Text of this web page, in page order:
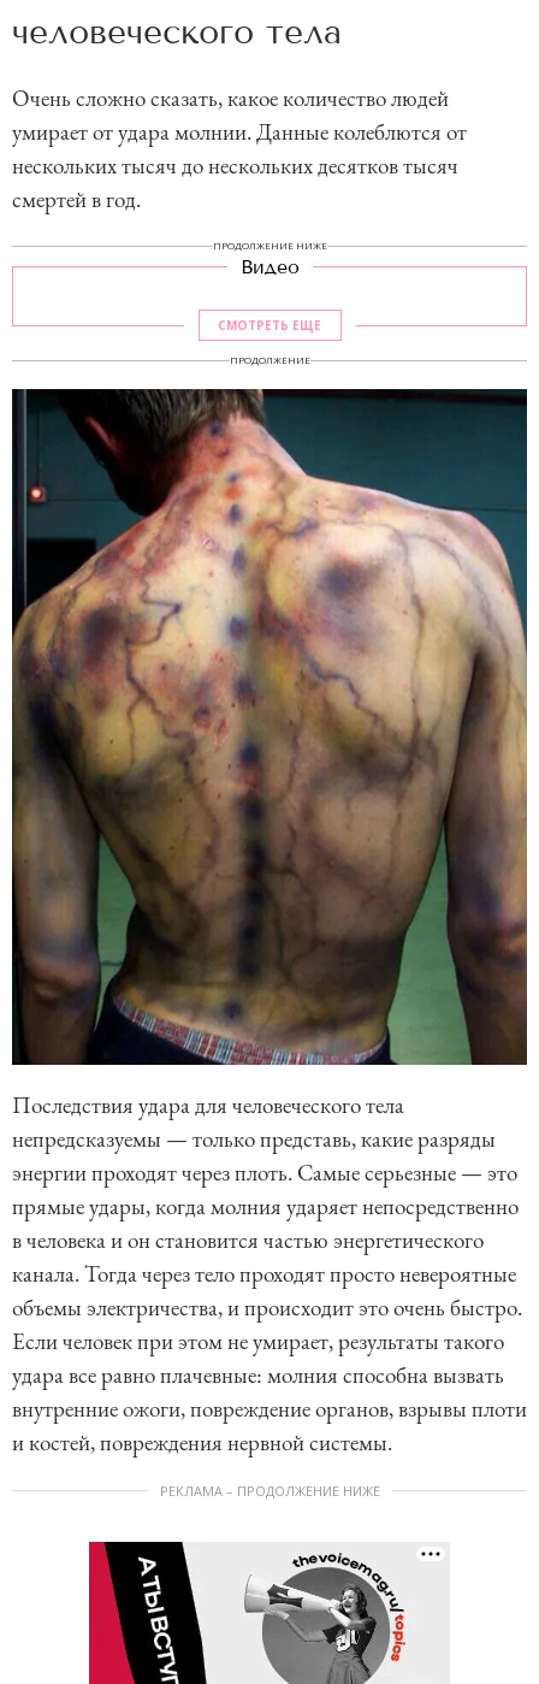
человеческого тела
Очень сложно сказать, какое количество людей
умирает от удара молнии. Данные колеблются от
нескольких тысяч до нескольких десятков тысяч
смертей в год.
ПРОДОЛЖЕНИЕ НИЖЕ
Видео
СМОТРЕТЬ ЕЩЕ
ПРОДОЛЖЕНИЕ
Последствия удара для человеческого тела
непредсказуемы — только представь, какие разряды
энергии проходят через плоть. Самые серьезные — это
прямые удары, когда молния ударяет непосредственно
в человека и он становится частью энергетического
канала. Тогда через тело проходят просто невероятные
объемы электричества, и происходит это очень быстро.
Если человек при этом не умирает, результаты такого
удара все равно плачевные: молния способна вызвать
внутренние ожоги, повреждение органов, взрывы плоти
и костей, повреждения нервной системы.
РЕКЛАМА – ПРОДОЛЖЕНИЕ НИЖЕ